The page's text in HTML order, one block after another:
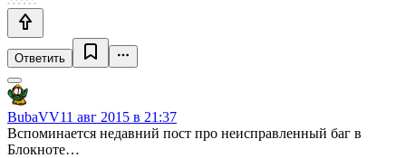
Ответить
BubaVV11 авг 2015 в 21:37
Вспоминается недавний пост про неисправленный баг в
Блокноте…